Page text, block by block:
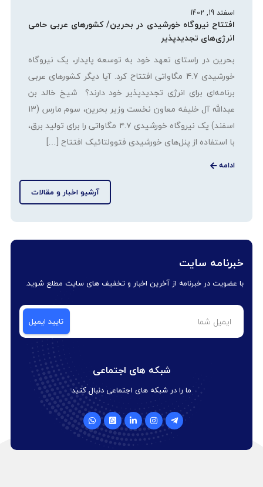
اسفند 19, 1402
افتتاح نیروگاه خورشیدی در بحرین/ کشورهای عربی حامی
انرژی‌های تجدیدپذیر
بحرین در راستای تعهد خود به توسعه پایدار، یک نیروگاه
خورشیدی 4.7 مگاواتی افتتاح کرد. آیا دیگر کشورهای عربی
برنامه‌ای برای انرژی تجدیدپذیر خود دارند؟ شیخ خالد بن
عبدالله آل خلیفه معاون نخست وزیر بحرین، سوم مارس (13
اسفند) یک نیروگاه خورشیدی ۴.۷ مگاواتی را برای تولید برق،
با استفاده از پنل‌های خورشیدی فتوولتائیک افتتاح […]
ادامه
آرشیو اخبار و مقالات
خبرنامه سایت
با عضویت در خبرنامه از آخرین اخبار و تخفیف های سایت مطلع شوید.
شبکه های اجتماعی
ما را در شبکه های اجتماعی دنبال کنید